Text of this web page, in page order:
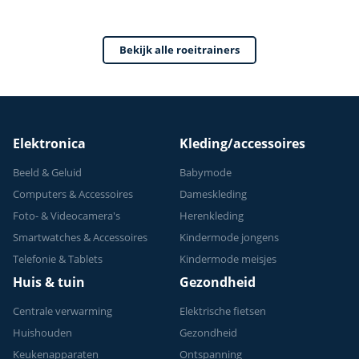
Lichaamstraining
- LCD Monitor -
Roeitrainers
Bekijk alle roeitrainers
Elektronica
Beeld & Geluid
Computers & Accessoires
Foto- & Videocamera's
Smartwatches & Accessoires
Telefonie & Tablets
Kleding/accessoires
Babymode
Dameskleding
Herenkleding
Kindermode jongens
Kindermode meisjes
Huis & tuin
Centrale verwarming
Huishouden
Keukenapparaten
Gezondheid
Elektrische fietsen
Gezondheid
Ontspanning